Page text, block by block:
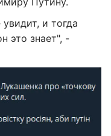
и тогда
это знает", -